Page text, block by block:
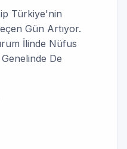
Türkiye'nin
Gün Artıyor.
İlinde Nüfus
De